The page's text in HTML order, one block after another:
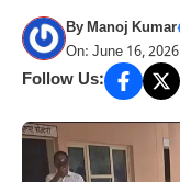
ByManoj Kumar
On: June 16,
Follow Us: